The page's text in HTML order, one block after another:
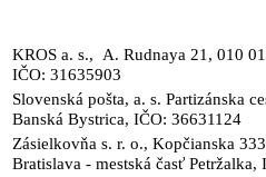
KROS a. s., A. Rudnaya 21, 010
IČO: 31635903
Slovenská pošta, a. s. Partizánska
Banská Bystrica, IČO: 36631124
Zásielkovňa s. r. o., Kopčianska
Bratislava - mestská časť Petržalka,